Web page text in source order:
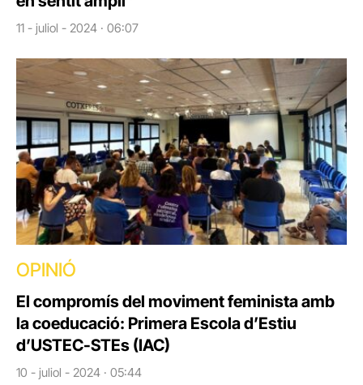
11 - juliol - 2024 · 06:07
OPINIÓ
El compromís del moviment feminista amb
la coeducació: Primera Escola d’Estiu
d’USTEC-STEs (IAC)
10 - juliol - 2024 · 05:44